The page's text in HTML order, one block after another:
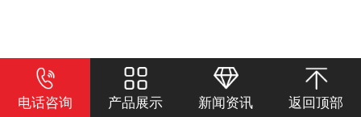
电话咨询 产品展示 新闻资讯 返回顶部